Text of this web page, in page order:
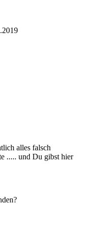
alles falsch
..... und Du gibst hier